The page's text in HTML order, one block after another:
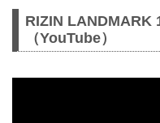
RIZIN LANDMARK
（YouTube）